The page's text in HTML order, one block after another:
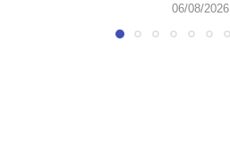
06/08/2026